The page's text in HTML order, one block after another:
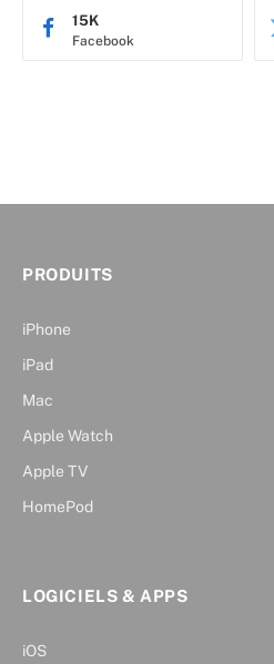
Facebook
15K
PRODUITS
iPhone
iPad
Mac
Apple Watch
Apple TV
HomePod
LOGICIELS & APPS
iOS